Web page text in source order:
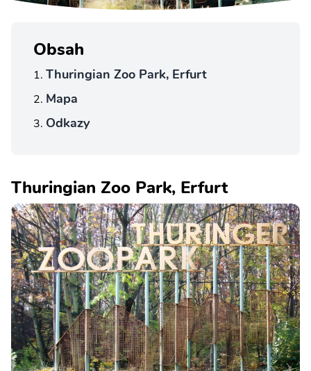
Obsah
Thuringian Zoo Park, Erfurt
Mapa
Odkazy
Thuringian Zoo Park, Erfurt